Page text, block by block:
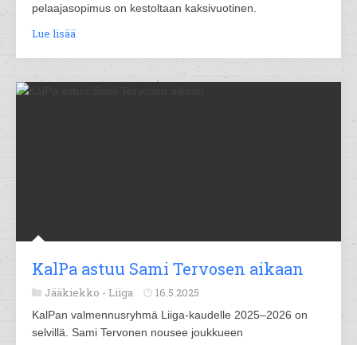
pelaajasopimus on kestoltaan kaksivuotinen.
Lue lisää
KalPa astuu Sami Tervosen aikaan
Jääkiekko - Liiga 16.5.2025
KalPan valmennusryhmä Liiga-kaudelle 2025–2026 on
selvillä. Sami Tervonen nousee joukkueen